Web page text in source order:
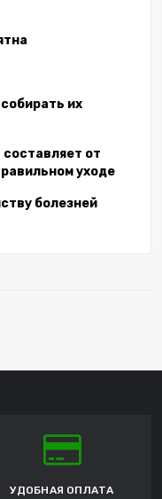
их
от
уходе
болезней
УДОБНАЯ ОПЛАТА